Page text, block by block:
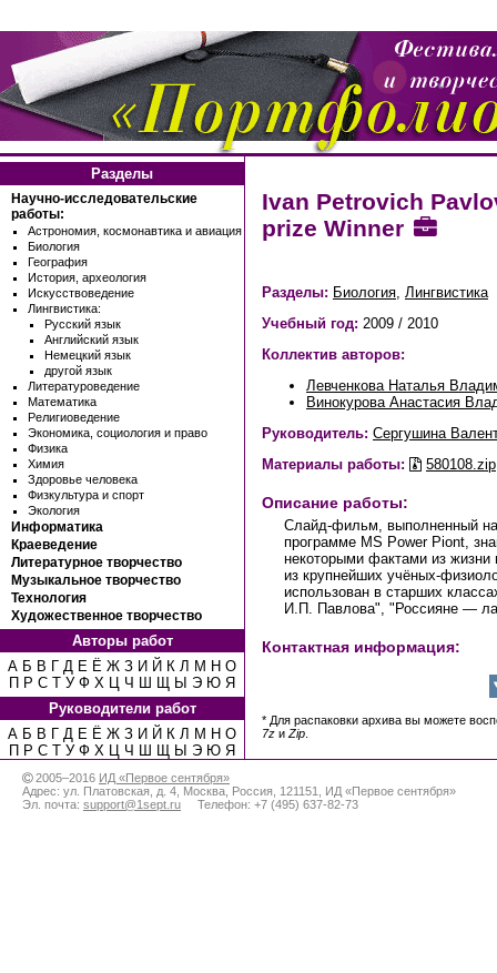
Разделы
Научно-исследовательские
работы:
Астрономия, космонавтика и авиация
Биология
География
История, археология
Искусствоведение
Лингвистика:
Русский язык
Английский язык
Немецкий язык
другой язык
Литературоведение
Математика
Религиоведение
Экономика, социология и право
Физика
Химия
Здоровье человека
Физкультура и спорт
Экология
Информатика
Краеведение
Литературное творчество
Музыкальное творчество
Технология
Художественное творчество
Авторы работ
А Б В Г Д Е Ё Ж З И Й К Л М Н О
П Р С Т У Ф Х Ц Ч Ш Щ Ы Э Ю Я
Руководители работ
А Б В Г Д Е Ё Ж З И Й К Л М Н О
П Р С Т У Ф Х Ц Ч Ш Щ Ы Э Ю Я
Ivan Petrovich
prize Winner
Разделы: Биология Лингвистика
Учебный год: 2009 / 2010
Коллектив авторов:
Левченкова Наталья
Винокурова Анастасия
Руководитель: Сергушина
Материалы работы:
580108.zip
Описание работы:
Слайд-фильм, выполненный
программе MS Power Piont,
некоторыми фактами из жизни
из крупнейших учёных-
использован в старших
И.П. Павлова", "Россияне —
Контактная информация:
* Для распаковки архива вы можете
7z иZip.
2005–2016 ИД «Первое сентября»
Адрес: ул. Платовская, д. 4 Москва Россия 121151
ИД «Первое сентября»
Эл. почта: support@1sept.ru Телефон: +7 (495) 637-82-73